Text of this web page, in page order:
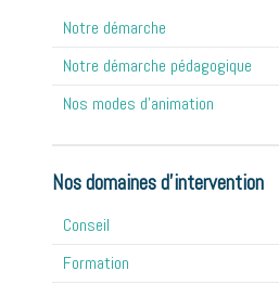
Notre démarche
Notre démarche pédagogique
Nos modes d'animation
Nos domaines d'intervention
Conseil
Formation